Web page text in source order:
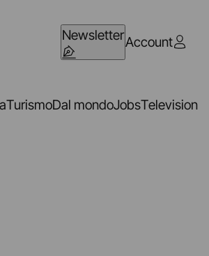
NewsletterAccount
TurismoDal mondoJobsTelevision